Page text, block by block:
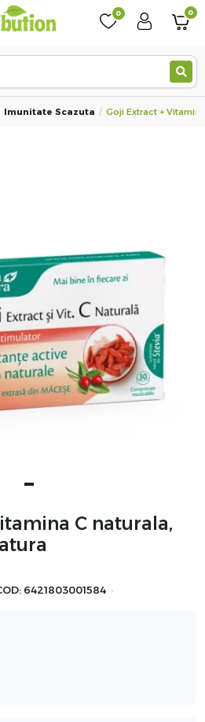
0 0
Imunitate Scazuta Goji Extract +
C naturala,
6421803001584 ·